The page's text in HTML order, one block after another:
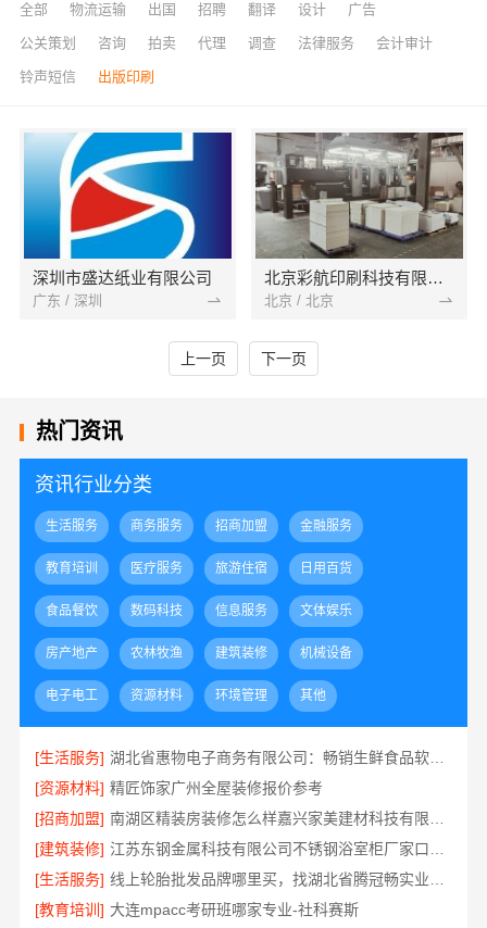
全部 物流运输 出国 招聘 翻译 设计 广告
公关策划 咨询 拍卖 代理 调查 法律服务 会计审计
铃声短信 出版印刷
深圳市盛达纸业有限公司
广东 / 深圳
北京彩航印刷科技有限公司
北京 / 北京
上一页 下一页
热门资讯
资讯行业分类
生活服务 商务服务 招商加盟 金融服务
教育培训 医疗服务 旅游住宿 日用百货
食品餐饮 数码科技 信息服务 文体娱乐
房产地产 农林牧渔 建筑装修 机械设备
电子电工 资源材料 环境管理 其他
[生活服务]
湖北省惠物电子商务有限公司：畅销生鲜食品软件功能
[资源材料] 精匠饰家广州全屋装修报价参考
[招商加盟]
[建筑装修]
[生活服务]
[教育培训] 大连mpacc考研班哪家专业-社科赛斯